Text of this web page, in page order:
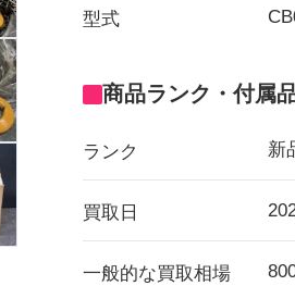
型式
商品ランク・付属
ランク 新
買取日
一般的な買取相場